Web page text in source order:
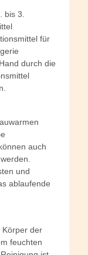
bis 3.
für
durch die
auch
und
ablaufende
Körper der
feuchten